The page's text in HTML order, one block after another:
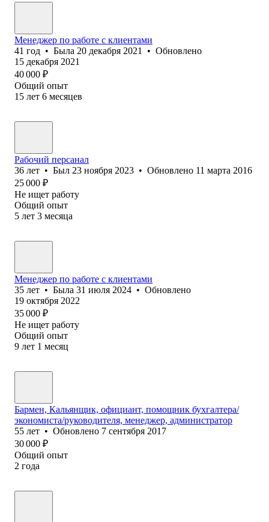
Менеджер по работе с клиентами
41 год • Была 20 декабря 2021 • Обновлено
15 декабря 2021
40 000 ₽
Общий опыт
15 лет 6 месяцев
Рабочий персанал
36 лет • Был 23 ноября 2023 • Обновлено 11 марта 2016
25 000 ₽
Не ищет работу
Общий опыт
5 лет 3 месяца
Менеджер по работе с клиентами
35 лет • Была 31 июля 2024 • Обновлено
19 октября 2022
35 000 ₽
Не ищет работу
Общий опыт
9 лет 1 месяц
Бармен, Кальянщик, официант, помощник бухгалтера/
экономиста/руководителя, менеджер, администратор
55 лет • Обновлено 7 сентября 2017
30 000 ₽
Общий опыт
2 года